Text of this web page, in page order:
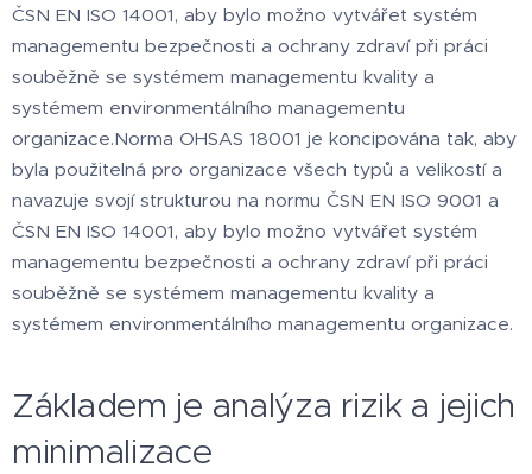
ČSN EN ISO 14001, aby bylo možno vytvářet systém
managementu bezpečnosti a ochrany zdraví při práci
souběžně se systémem managementu kvality a
systémem environmentálního managementu
organizace.Norma OHSAS 18001 je koncipována tak, aby
byla použitelná pro organizace všech typů a velikostí a
navazuje svojí strukturou na normu ČSN EN ISO 9001 a
ČSN EN ISO 14001, aby bylo možno vytvářet systém
managementu bezpečnosti a ochrany zdraví při práci
souběžně se systémem managementu kvality a
systémem environmentálního managementu organizace.
Základem je analýza rizik a jejich
minimalizace